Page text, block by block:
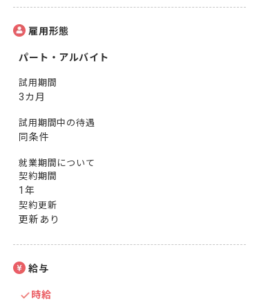
雇用形態
パート・アルバイト
試用期間
3カ月
試用期間中の待遇
同条件
就業期間について
契約期間
1年
契約更新
更新あり
給与
時給